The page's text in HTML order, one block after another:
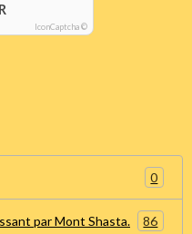
IconCaptcha ©
0
par Mont Shasta. 86